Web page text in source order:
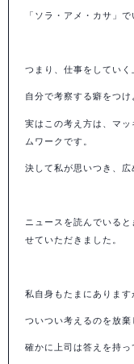
「ソラ・アメ・カサ」
つまり、仕事をしていく
自分で考察する癖をつけ
実はこの考え方は、マ
ムワークです。
決して私が思いつき、
ニュースを読んでいる
せていただきました。
私自身もたまにあります
ついつい考えるのを放棄
確かに上司は答えを持っ